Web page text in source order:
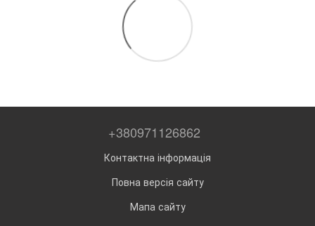
+380971126862
Контактна інформація
Повна версія сайту
Мапа сайту